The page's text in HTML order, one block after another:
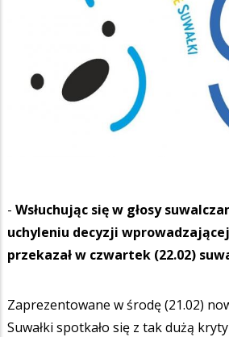
- Wsłuchując się w głosy
uchyleniu decyzji
przekazał w czwartek (22.02)
Zaprezentowane w środę (21.02)
Suwałki spotkało się z tak dużą